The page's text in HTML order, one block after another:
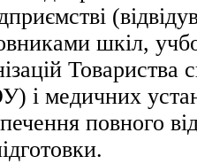
шкіл,
Товариства
і медичних
повного